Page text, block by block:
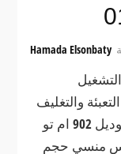
Hamada Elsonbaty
التشغيل
والتغليف
الآتوماتيكية ذات اللحام من الظهر موديل 902 ام تو
مهندس منسي حجم